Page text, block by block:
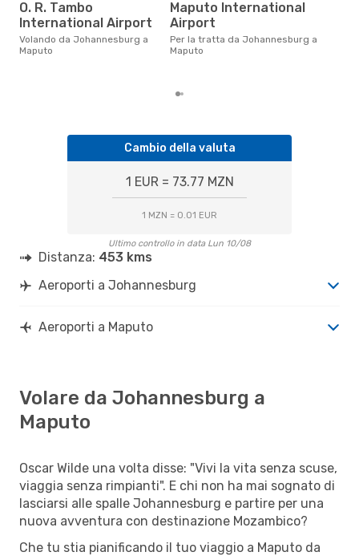
O. R. Tambo
International Airport
Volando da Johannesburg a
Maputo
Maputo International
Airport
Per la tratta da Johannesburg a
Maputo
Cambio della valuta
1 EUR = 73.77 MZN
1 MZN = 0.01 EUR
Ultimo controllo in data Lun 10/08
Distanza: 453 kms
Aeroporti a Johannesburg
Aeroporti a Maputo
Volare da Johannesburg a
Maputo
Oscar Wilde una volta disse: "Vivi la vita senza scuse,
viaggia senza rimpianti". E chi non ha mai sognato di
lasciarsi alle spalle Johannesburg e partire per una
nuova avventura con destinazione Mozambico?
Che tu stia pianificando il tuo viaggio a Maputo da